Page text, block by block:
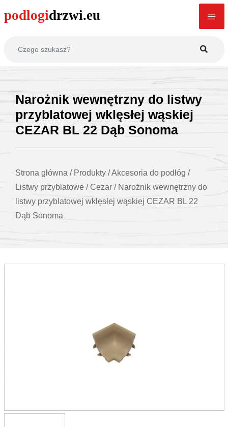
Narożnik wewnętrzny do listwy
przyblatowej wklęsłej wąskiej
CEZAR BL 22 Dąb Sonoma
Strona główna / Produkty /Akcesoria do podłóg /
Listwy przyblatowe / Cezar / Narożnik wewnętrzny do
listwy przyblatowej wklęsłej wąskiej CEZAR BL 22
Dąb Sonoma